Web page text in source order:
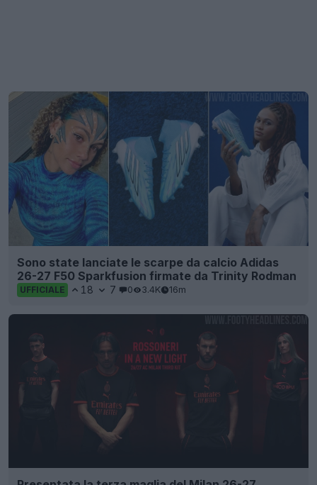
Sono state lanciate le scarpe da calcio Adidas
26-27 F50 Sparkfusion firmate da Trinity Rodman
UFFICIALE 18 7 0 3.4K 16m